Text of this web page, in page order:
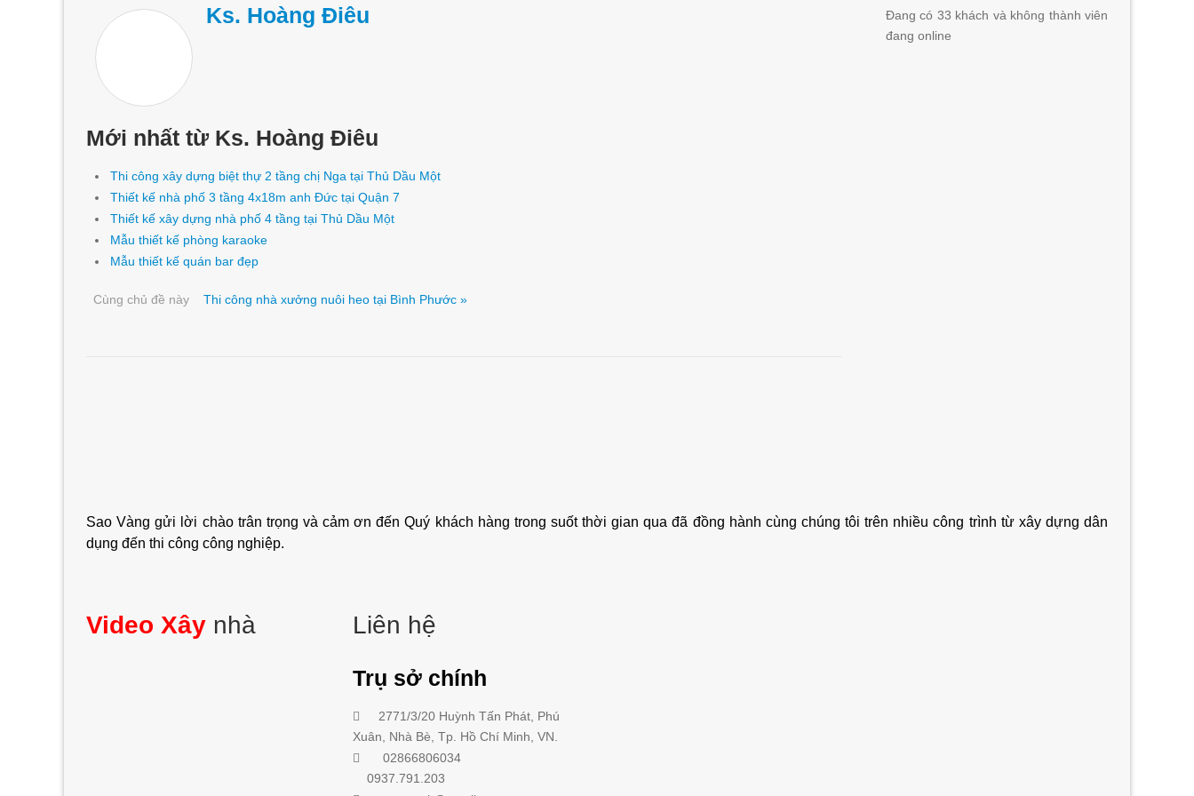
Ks. Hoàng Điêu
Mới nhất từ Ks. Hoàng Điêu
Thi công xây dựng biệt thự 2 tầng chị Nga tại Thủ Dầu Một
Thiết kế nhà phố 3 tầng 4x18m anh Đức tại Quận 7
Thiết kế xây dựng nhà phố 4 tầng tại Thủ Dầu Một
Mẫu thiết kế phòng karaoke
Mẫu thiết kế quán bar đẹp
Cùng chủ đề này Thi công nhà xưởng nuôi heo tại Bình Phước »
Đang có 33 khách và không thành viên
đang online
Sao Vàng gửi lời chào trân trọng và cảm ơn đến Quý khách hàng trong suốt thời gian qua đã đồng hành cùng chúng tôi trên nhiều công trình từ xây dựng dân
dụng đến thi công công nghiệp.
Video Xây nhà Liên hệ
Trụ sở chính
2771/3/20 Huỳnh Tấn Phát Phú
Xuân, Nhà Bè, Tp. Hồ Chí Minh , VN.
02866806034
0937.791.203